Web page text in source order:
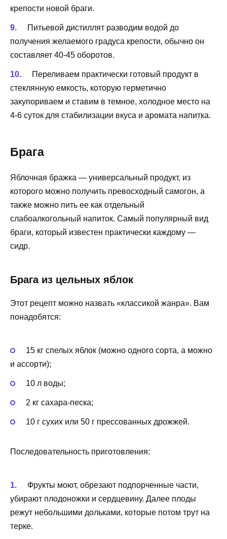
крепости новой браги.
Питьевой дистиллят разводим водой до
получения желаемого градуса крепости, обычно он
составляет 40-45 оборотов.
Переливаем практически готовый продукт в
стеклянную емкость, которую герметично
закупориваем и ставим в темное, холодное место на
4-6 суток для стабилизации вкуса и аромата напитка.
Брага
Яблочная бражка — универсальный продукт, из
которого можно получить превосходный самогон, а
также можно пить ее как отдельный
слабоалкогольный напиток. Самый популярный вид
браги, который известен практически каждому —
сидр.
Брага из цельных яблок
Этот рецепт можно назвать «классикой жанра». Вам
понадобятся:
15 кг спелых яблок (можно одного сорта, а можно
и ассорти);
10 л воды;
2 кг сахара-песка;
10 г сухих или 50 г прессованных дрожжей.
Последовательность приготовления:
Фрукты моют, обрезают подпорченные части,
убирают плодоножки и сердцевину. Далее плоды
режут небольшими дольками, которые потом трут на
терке.